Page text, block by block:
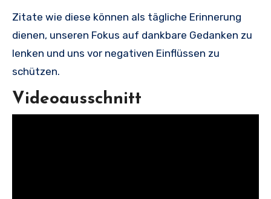
Zitate wie diese können als tägliche Erinnerung
dienen, unseren Fokus auf dankbare Gedanken zu
lenken und uns vor negativen Einflüssen zu
schützen.
Videoausschnitt